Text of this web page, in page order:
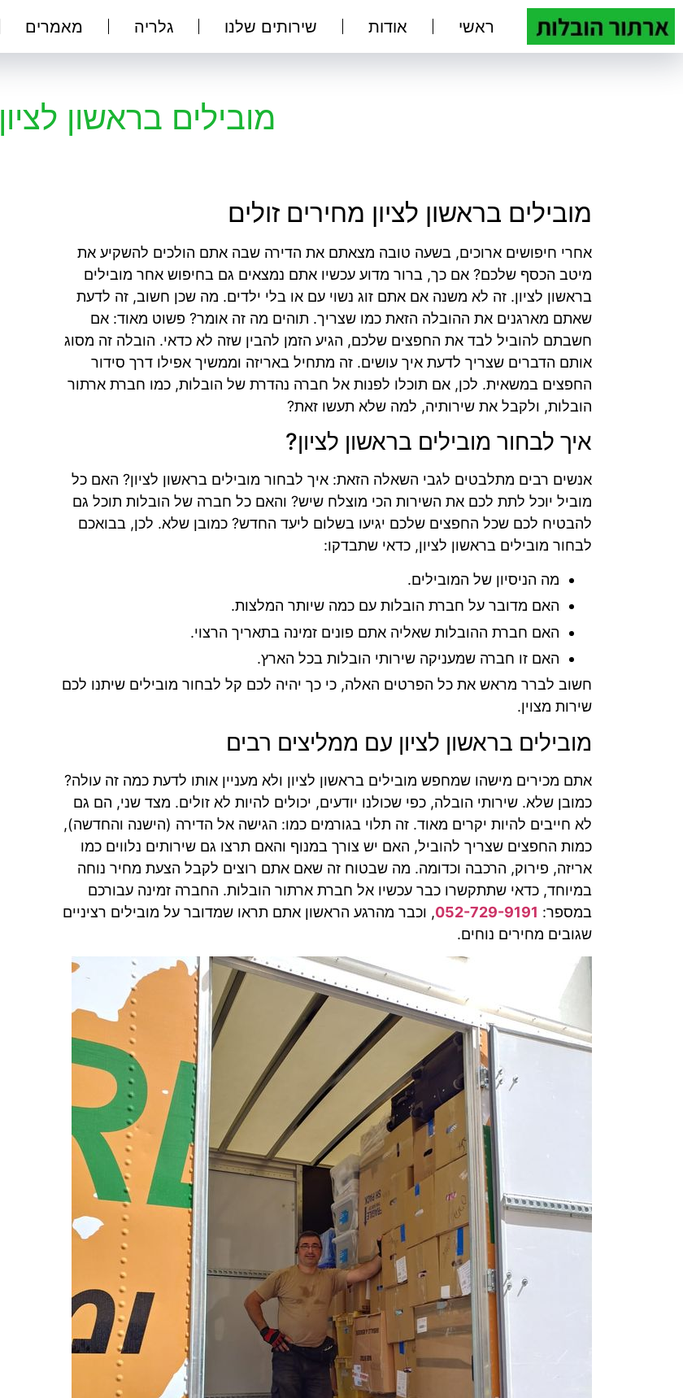
ראשי אודות שירותים שלנו גלריה מאמרים
מובילים בראשון לציון
מובילים בראשון לציון מחירים זולים
אחרי חיפושים ארוכים, בשעה טובה מצאתם את הדירה שבה אתם הולכים להשקיע את
מיטב הכסף שלכם? אם כך, ברור מדוע עכשיו אתם נמצאים גם בחיפוש אחר מובילים
בראשון לציון. זה לא משנה אם אתם זוג נשוי עם או בלי ילדים. מה שכן חשוב, זה לדעת
שאתם מארגנים את ההובלה הזאת כמו שצריך. תוהים מה זה אומר? פשוט מאוד: אם
חשבתם להוביל לבד את החפצים שלכם, הגיע הזמן להבין שזה לא כדאי. הובלה זה מסוג
אותם הדברים שצריך לדעת איך עושים. זה מתחיל באריזה וממשיך אפילו דרך סידור
החפצים במשאית. לכן, אם תוכלו לפנות אל חברה נהדרת של הובלות, כמו חברת ארתור
הובלות, ולקבל את שירותיה, למה שלא תעשו זאת?
איך לבחור מובילים בראשון לציון?
אנשים רבים מתלבטים לגבי השאלה הזאת: איך לבחור מובילים בראשון לציון? האם כל
מוביל יוכל לתת לכם את השירות הכי מוצלח שיש? והאם כל חברה של הובלות תוכל גם
להבטיח לכם שכל החפצים שלכם יגיעו בשלום ליעד החדש? כמובן שלא. לכן, בבואכם
לבחור מובילים בראשון לציון, כדאי שתבדקו:
מה הניסיון של המובילים.
האם מדובר על חברת הובלות עם כמה שיותר המלצות.
האם חברת ההובלות שאליה אתם פונים זמינה בתאריך הרצוי.
האם זו חברה שמעניקה שירותי הובלות בכל הארץ.
חשוב לברר מראש את כל הפרטים האלה, כי כך יהיה לכם קל לבחור מובילים שיתנו לכם
שירות מצוין.
מובילים בראשון לציון עם ממליצים רבים
אתם מכירים מישהו שמחפש מובילים בראשון לציון ולא מעניין אותו לדעת כמה זה עולה?
כמובן שלא. שירותי הובלה, כפי שכולנו יודעים, יכולים להיות לא זולים. מצד שני, הם גם
לא חייבים להיות יקרים מאוד. זה תלוי בגורמים כמו: הגישה אל הדירה (הישנה והחדשה),
כמות החפצים שצריך להוביל, האם יש צורך במנוף והאם תרצו גם שירותים נלווים כמו
אריזה, פירוק, הרכבה וכדומה. מה שבטוח זה שאם אתם רוצים לקבל הצעת מחיר נוחה
במיוחד, כדאי שתתקשרו כבר עכשיו אל חברת ארתור הובלות. החברה זמינה עבורכם
במספר: 052-729-9191, וכבר מהרגע הראשון אתם תראו שמדובר על מובילים רציניים
שגובים מחירים נוחים.